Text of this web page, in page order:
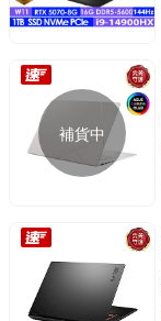
補貨中